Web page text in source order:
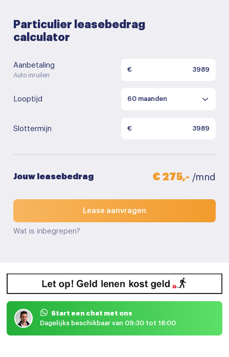
Particulier leasebedrag
calculator
Aanbetaling
Auto inruilen
€
Looptijd
Slottermijn €
Jouw leasebedrag € 275,- /mnd
Lease aanvragen
Wat is inbegrepen?
Start een chat met ons
Dagelijks beschikbaar van 09:30 tot 18:00